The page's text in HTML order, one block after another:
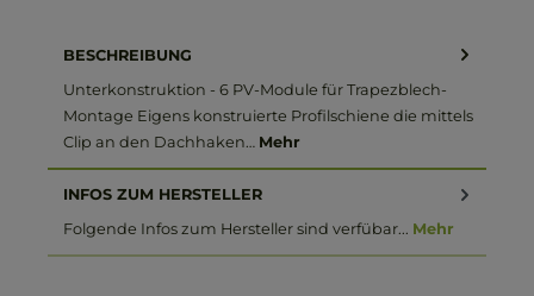
BESCHREIBUNG
Unterkonstruktion - 6 PV-Module für Trapezblech-
Montage Eigens konstruierte Profilschiene die mittels
Clip an den Dachhaken… Mehr
INFOS ZUM HERSTELLER
Folgende Infos zum Hersteller sind verfübar... Mehr